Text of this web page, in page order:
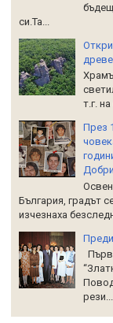
си.Та...
т.г.
През
България, градът
изчезнаха
рези...